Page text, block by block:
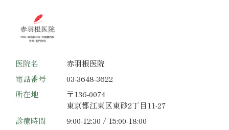
医院名
赤羽根医院
電話番号
03-3648-3622
所在地
〒136-0074
東京都江東区東砂2丁目11-27
診療時間
9:00-12:30 / 15:00-18:00